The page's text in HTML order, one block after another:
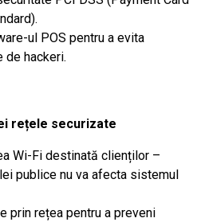
ul POS pentru a evita
de hackeri.
rețele securizate
Wi-Fi destinată clienților –
publice nu va afecta sistemul
prin rețea pentru a preveni